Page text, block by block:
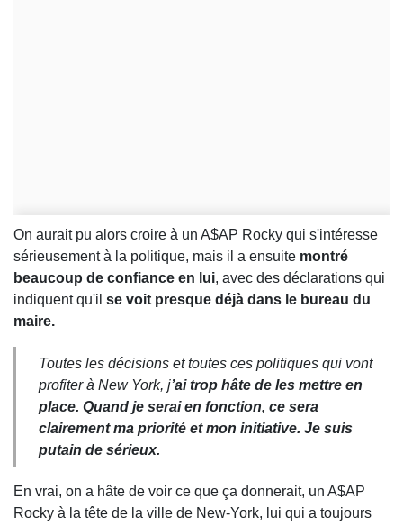
On aurait pu alors croire à un A$AP Rocky qui s'intéresse
sérieusement à la politique, mais il a ensuite montré
beaucoup de confiance en lui, avec des déclarations qui
indiquent qu'il se voit presque déjà dans le bureau du
maire.
Toutes les décisions et toutes ces politiques qui vont
profiter à New York, j’ai trop hâte de les mettre en
place. Quand je serai en fonction, ce sera
clairement ma priorité et mon initiative. Je suis
putain de sérieux.
En vrai, on a hâte de voir ce que ça donnerait, un A$AP
Rocky à la tête de la ville de New-York, lui qui a toujours